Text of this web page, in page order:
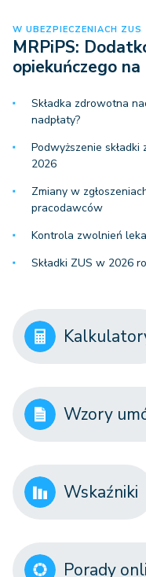
W UBEZPIECZENIACH ZUS
MRPiPS:
opiekuńczego
Składka zdrowotna
nadpłaty?
Podwyższenie
2026
Zmiany w
pracodawców
Kontrola zwolnień
Składki ZUS w 2026
Wzory
Wskaźniki
Porady